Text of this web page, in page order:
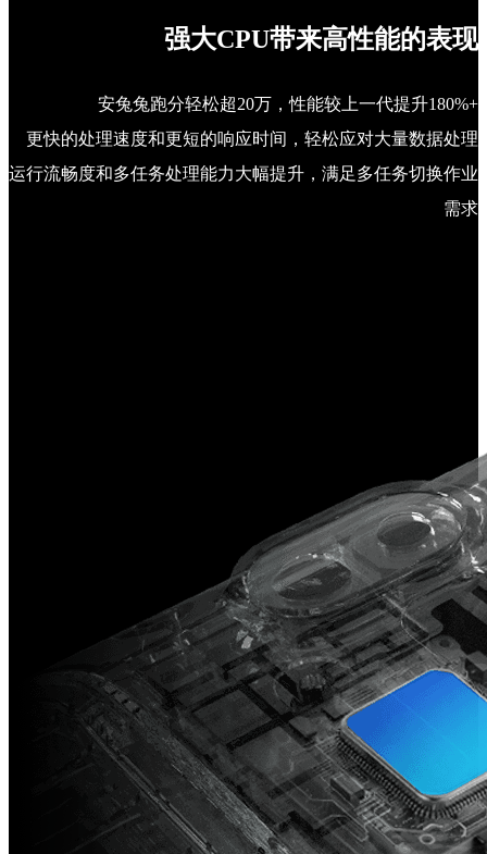
强大CPU带来高性能的表现
安兔兔跑分轻松超20万，性能较上一代提升180%+
更快的处理速度和更短的响应时间，轻松应对大量数据处理
运行流畅度和多任务处理能力大幅提升，满足多任务切换作业
需求